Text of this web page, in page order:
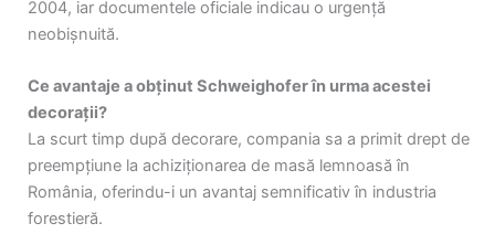
2004, iar documentele oficiale indicau o urgență
neobișnuită.
Ce avantaje a obținut Schweighofer în urma acestei
decorații?
La scurt timp după decorare, compania sa a primit drept de
preempțiune la achiziționarea de masă lemnoasă în
România, oferindu-i un avantaj semnificativ în industria
forestieră.